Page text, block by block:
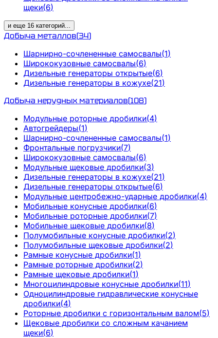
щеки(6)
и еще 16 категорий...
Добыча металлов(34)
Шарнирно-сочлененные самосвалы(1)
Ширококузовные самосвалы(6)
Дизельные генераторы открытые(6)
Дизельные генераторы в кожухе(21)
Добыча нерудных материалов(108)
Модульные роторные дробилки(4)
Автогрейдеры(1)
Шарнирно-сочлененные самосвалы(1)
Фронтальные погрузчики(7)
Ширококузовные самосвалы(6)
Модульные щековые дробилки(3)
Дизельные генераторы в кожухе(21)
Дизельные генераторы открытые(6)
Модульные центробежно-ударные дробилки(4)
Мобильные конусные дробилки(6)
Мобильные роторные дробилки(7)
Мобильные щековые дробилки(8)
Полумобильные конусные дробилки(2)
Полумобильные щековые дробилки(2)
Рамные конусные дробилки(1)
Рамные роторные дробилки(2)
Рамные щековые дробилки(1)
Многоцилиндровые конусные дробилки(11)
Одноцилиндровые гидравлические конусные
дробилки(4)
Роторные дробилки с горизонтальным валом(5)
Щековые дробилки со сложным качанием
щеки(6)